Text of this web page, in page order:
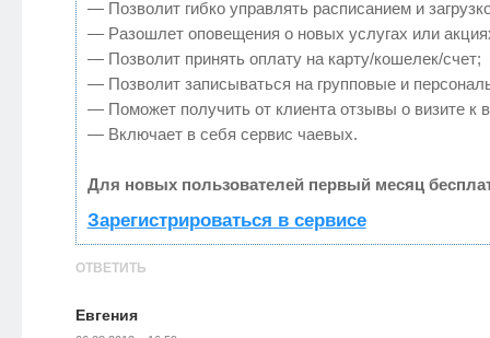
— Позволит гибко управлять расписанием и
— Разошлет оповещения о новых услугах или
— Позволит принять оплату на карту/кошелек/счет;
— Позволит записываться на групповые и
— Поможет получить от клиента отзывы о визите к
— Включает в себя сервис чаевых.
Для новых пользователей первый месяц
Зарегистрироваться в сервисе
ОТВЕТИТЬ
Евгения